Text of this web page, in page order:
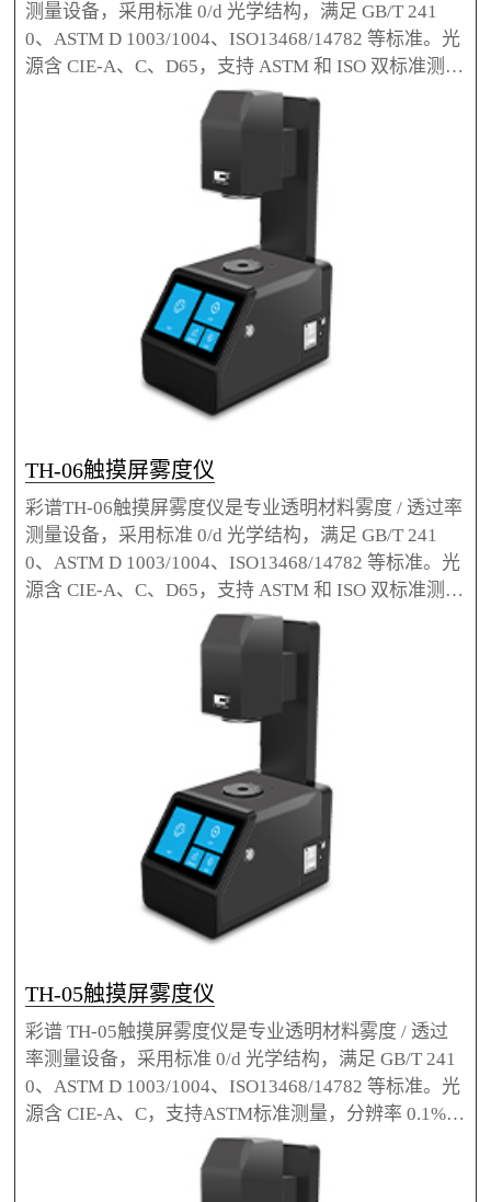
测量设备，采用标准 0/d 光学结构，满足 GB/T 241
0、ASTM D 1003/1004、ISO13468/14782 等标准。光
源含 CIE-A、C、D65，支持 ASTM 和 ISO 双标准测
量，分辨率 0.01%，重复性 0.05，配备 21mm、7mm
双测量口径。7 英寸 IPS 触摸屏，单机存 20000 组数
据，标配 PC 管理软件，适用于扩散片、光学薄膜
等，可选测量夹具、标准片等配件。
TH-06触摸屏雾度仪
彩谱TH-06触摸屏雾度仪是专业透明材料雾度 / 透过率
测量设备，采用标准 0/d 光学结构，满足 GB/T 241
0、ASTM D 1003/1004、ISO13468/14782 等标准。光
源含 CIE-A、C、D65，支持 ASTM 和 ISO 双标准测
量，分辨率 0.01%，重复性 0.08。7 英寸 IPS 触摸屏，
单机存 20000 组数据，标配 PC 管理软件，适用于扩
散片、光学薄膜等，可选测量夹具、标准片等配件。
TH-05触摸屏雾度仪
彩谱 TH-05触摸屏雾度仪是专业透明材料雾度 / 透过
率测量设备，采用标准 0/d 光学结构，满足 GB/T 241
0、ASTM D 1003/1004、ISO13468/14782 等标准。光
源含 CIE-A、C，支持ASTM标准测量，分辨率 0.1%，
重复性 0.1。7 英寸 IPS 触摸屏，单机存 10000 组数
据，标配 PC 管理软件，适用于扩散片、光学薄膜
等，可选测量夹具、标准片等配件。